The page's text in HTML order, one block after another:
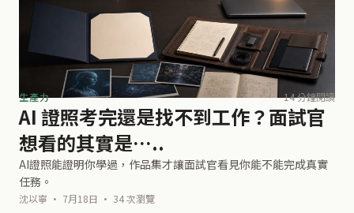
生產力 14 分鐘閱讀
AI 證照考完還是找不到工作？面試官
想看的其實是…..
AI證照能證明你學過，作品集才讓面試官看見你能不能完成真實
任務。
沈以寧 · 7月18日 · 34 次瀏覽